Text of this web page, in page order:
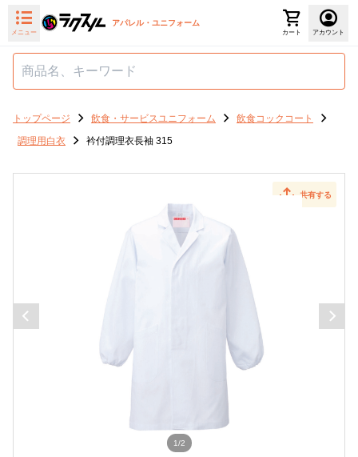
メニュー
アパレル・ユニフォーム
カート アカウント
トップページ 飲食・サービスユニフォーム
飲食コックコート
調理用白衣
衿付調理衣長袖 315
共有する
1/2